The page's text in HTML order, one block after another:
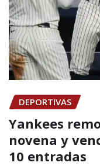
DEPORTIVAS
Yankees
novena y
10 entradas